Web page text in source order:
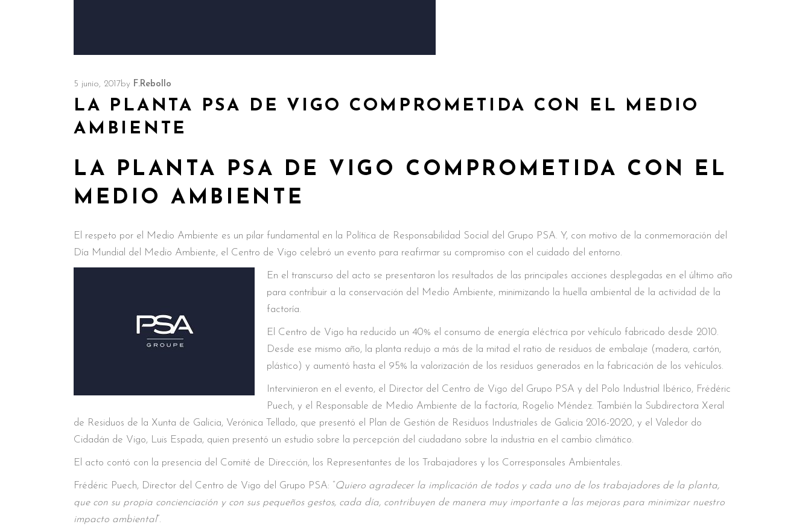
5 junio, 2017by F.Rebollo
LA PLANTA PSA DE VIGO COMPROMETIDA CON EL MEDIO
AMBIENTE
LA PLANTA PSA DE VIGO COMPROMETIDA CON EL
MEDIO AMBIENTE
El respeto por el Medio Ambiente es un pilar fundamental en la Política de Responsabilidad Social del Grupo PSA. Y, con motivo de la conmemoración del
Día Mundial del Medio Ambiente, el Centro de Vigo celebró un evento para reafirmar su compromiso con el cuidado del entorno.
En el transcurso del acto se presentaron los resultados de las principales acciones desplegadas en el último año
para contribuir a la conservación del Medio Ambiente, minimizando la huella ambiental de la actividad de la
factoría.
El Centro de Vigo ha reducido un 40% el consumo de energía eléctrica por vehículo fabricado desde 2010.
Desde ese mismo año, la planta redujo a más de la mitad el ratio de residuos de embalaje (madera, cartón,
plástico) y aumentó hasta el 95% la valorización de los residuos generados en la fabricación de los vehículos.
Intervinieron en el evento, el Director del Centro de Vigo del Grupo PSA y del Polo Industrial Ibérico, Frédéric
Puech, y el Responsable de Medio Ambiente de la factoría, Rogelio Méndez. También la Subdirectora Xeral
de Residuos de la Xunta de Galicia, Verónica Tellado, que presentó el Plan de Gestión de Residuos Industriales de Galicia 2016-2020, y el Valedor do
Cidadán de Vigo, Luis Espada, quien presentó un estudio sobre la percepción del ciudadano sobre la industria en el cambio climático.
El acto contó con la presencia del Comité de Dirección, los Representantes de los Trabajadores y los Corresponsales Ambientales.
Frédéric Puech, Director del Centro de Vigo del Grupo PSA: “Quiero agradecer la implicación de todos y cada uno de los trabajadores de la planta,
que con su propia concienciación y con sus pequeños gestos, cada día, contribuyen de manera muy importante a las mejoras para minimizar nuestro
impacto ambiental”.